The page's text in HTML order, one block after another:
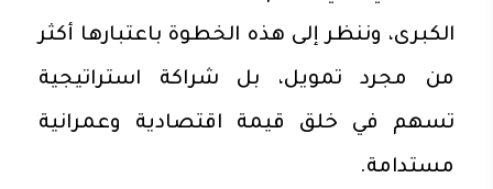
الكبرى، وننظر إلى هذه الخطوة باعتبارها أكثر
من مجرد تمويل، بل شراكة استراتيجية
تسهم في خلق قيمة اقتصادية وعمرانية
مستدامة.